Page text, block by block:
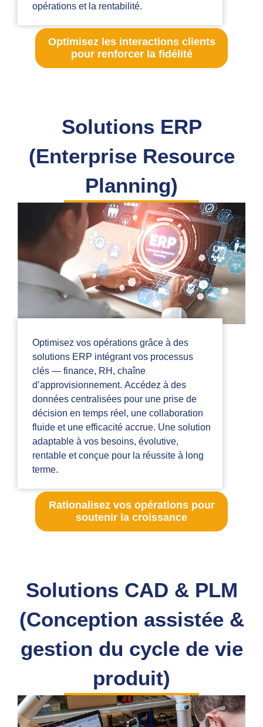
opérations et la rentabilité.
Optimisez les interactions clients
pour renforcer la fidélité
Solutions ERP
(Enterprise Resource
Planning)
Optimisez vos opérations grâce à des
solutions ERP intégrant vos processus
clés — finance, RH, chaîne
d’approvisionnement. Accédez à des
données centralisées pour une prise de
décision en temps réel, une collaboration
fluide et une efficacité accrue. Une solution
adaptable à vos besoins, évolutive,
rentable et conçue pour la réussite à long
terme.
Rationalisez vos opérations pour
soutenir la croissance
Solutions CAD & PLM
(Conception assistée &
gestion du cycle de vie
produit)